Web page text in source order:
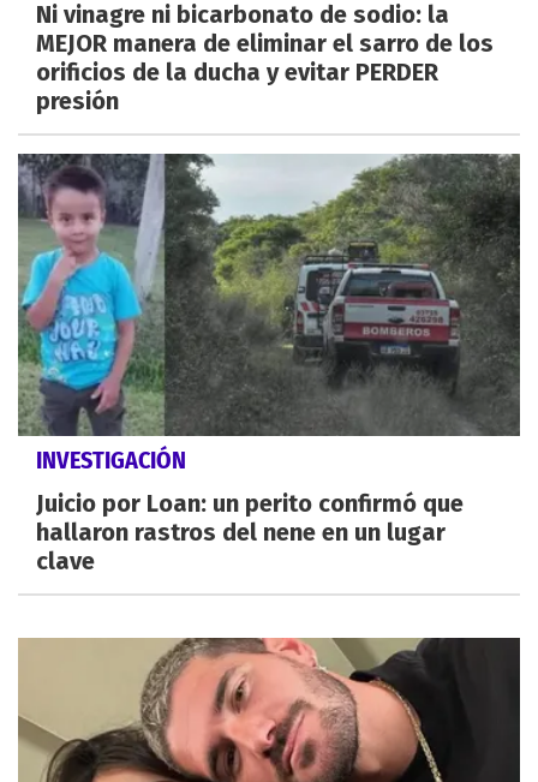
Ni vinagre ni bicarbonato de sodio: la
MEJOR manera de eliminar el sarro de los
orificios de la ducha y evitar PERDER
presión
INVESTIGACIÓN
Juicio por Loan: un perito confirmó que
hallaron rastros del nene en un lugar
clave